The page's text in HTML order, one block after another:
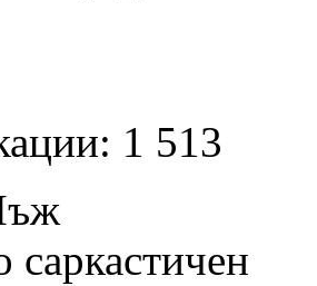
1 513
саркастичен